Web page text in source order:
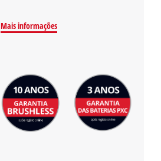
Mais informações